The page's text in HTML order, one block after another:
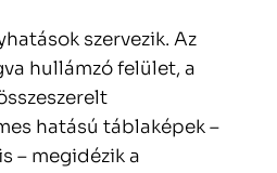
szervezik. Az
hullámzó felület, a
hatású táblaképek –
– megidézik a